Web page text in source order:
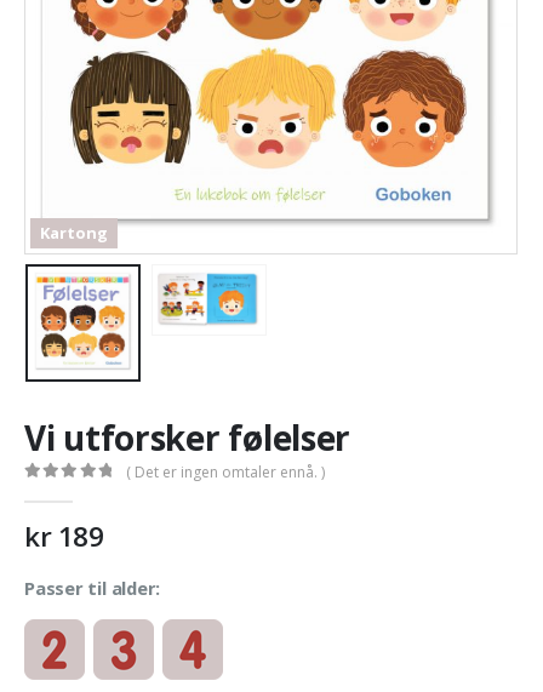
Kartong
Vi utforsker følelser
( Det er ingen omtaler ennå. )
kr189
Passer til alder: